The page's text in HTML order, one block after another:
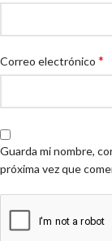
Correo electrónico *
Guarda mi nombre,
próxima vez que